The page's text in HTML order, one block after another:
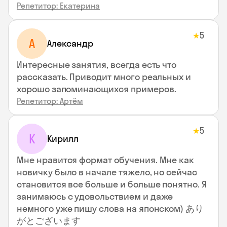
Репетитор: Екатерина
А Александр
★5
Интересные занятия, всегда есть что
рассказать. Приводит много реальных и
хорошо запоминающихся примеров.
Репетитор: Артём
К Кирилл
★5
Мне нравится формат обучения. Мне как
новичку было в начале тяжело, но сейчас
становится все больше и больше понятно. Я
занимаюсь с удовольствием и даже
немного уже пишу слова на японском) あり
がとございます